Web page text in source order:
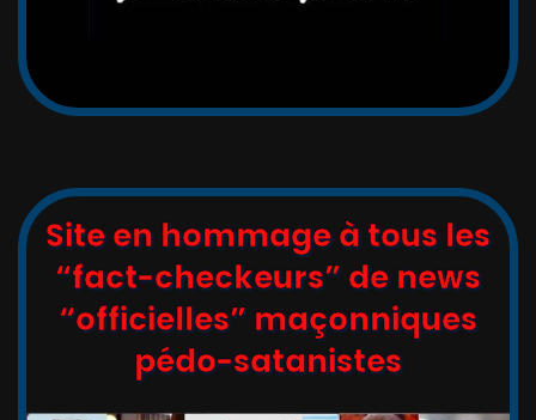
Site en hommage à tous les
“fact-checkeurs” de news
“officielles” maçonniques
pédo-satanistes